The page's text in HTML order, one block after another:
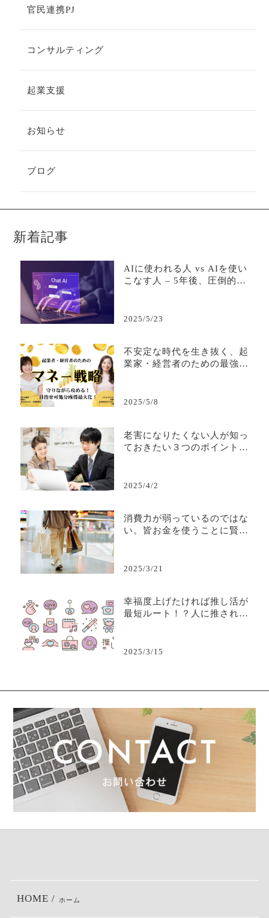
官民連携PJ
コンサルティング
起業支援
お知らせ
ブログ
新着記事
AIに使われる人 vs AIを使い
こなす人 – 5年後、圧倒的な
2025/5/23
不安定な時代を生き抜く、起
業家・経営者のための最強マ
2025/5/8
老害になりたくない人が知っ
ておきたい３つのポイント—
2025/4/2
消費力が弱っているのではな
い。皆お金を使うことに賢く
2025/3/21
幸福度上げたければ推し活が
最短ルート！？人に推される
2025/3/15
HOME / ホーム